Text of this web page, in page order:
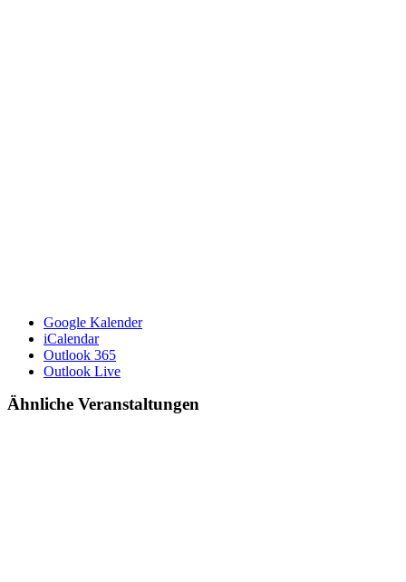
Google Kalender
iCalendar
Outlook 365
Outlook Live
Ähnliche Veranstaltungen